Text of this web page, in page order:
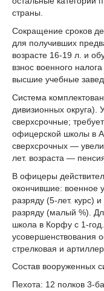
страны.
Сокращение сроков
для получивших
возрасте 16-19 л. и
взнос военного
высшие учебные
Система
дивизионных
сверхсрочные;
офицерской школы в
сверхсрочных —
лет. возраста —
В офицеры
окончившие: военное
разряду (5-лет. курс)
разряду (малый %).
школа в Корфу с 1-
усовершенствования
стрелковая и
Состав вооруженных
Пехота: 12 полков 3-